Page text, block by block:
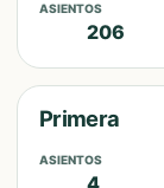
ASIENTOS
206
Primera
ASIENTOS
4